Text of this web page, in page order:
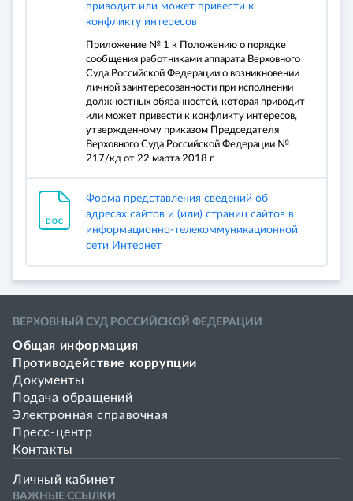
приводит или может привести к
конфликту интересов
Приложение № 1 к Положению о порядке
сообщения работниками аппарата Верховного
Суда Российской Федерации о возникновении
личной заинтересованности при исполнении
должностных обязанностей, которая приводит
или может привести к конфликту интересов,
утвержденному приказом Председателя
Верховного Суда Российской Федерации №
217/кд от 22 марта 2018 г.
Форма представления сведений об
адресах сайтов и (или) страниц сайтов в
информационно-телекоммуникационной
сети Интернет
ВЕРХОВНЫЙ СУД РОССИЙСКОЙ ФЕДЕРАЦИИ
Общая информация
Противодействие коррупции
Документы
Подача обращений
Электронная справочная
Пресс-центр
Контакты
Личный кабинет
ВАЖНЫЕ ССЫЛКИ